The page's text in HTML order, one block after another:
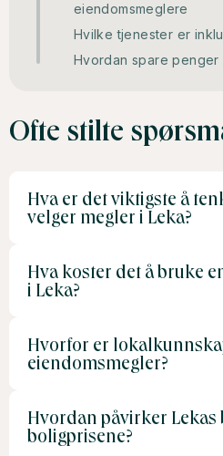
eiendomsmeglere
Hvilke tjenester er
Hvordan spare
Ofte stilte
Hva er det viktigste å
velger megler i Leka?
Velg en megler med
og erfaring med lignende
Hva koster det å bruke
i Leka?
Prisene varierer, men typisk
% og 2,5 % av salgssummen, i
Hvorfor er
eiendomsmegler?
Lokalkjente meglere har innsikt
spesielt og vet hvordan de
Hvordan påvirker Lekas
boligprisene?